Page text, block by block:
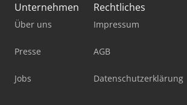
Tennant 800
Unternehmen
Über uns
Presse
Jobs
Rechtliches
Impressum
AGB
Datenschutzerklärung